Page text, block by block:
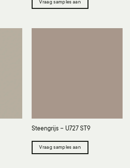
Vraag samples aan
Steengrijs – U727 ST9
Vraag samples aan